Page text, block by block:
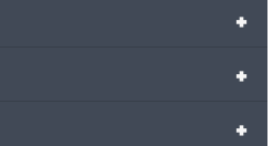
+
+
+